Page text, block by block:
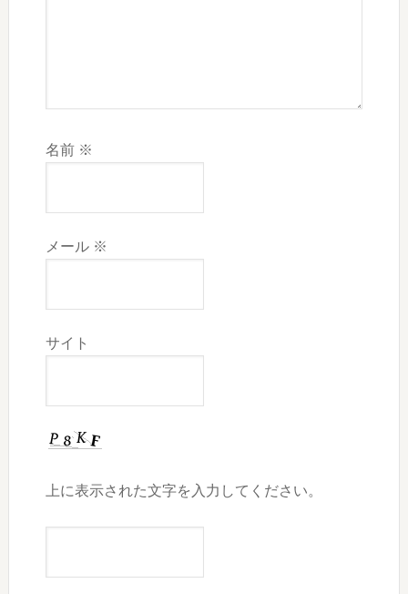
名前 ※
メール ※
サイト
上に表示された文字を入力してください。